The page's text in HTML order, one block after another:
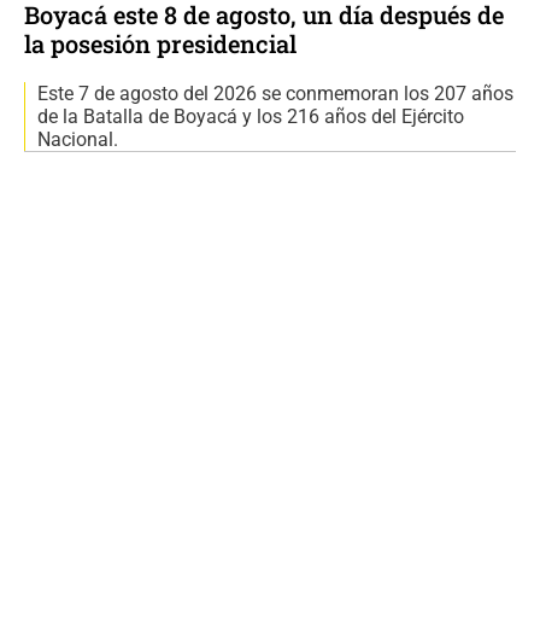
Boyacá este 8 de agosto, un día después de
la posesión presidencial
Este 7 de agosto del 2026 se conmemoran los 207 años
de la Batalla de Boyacá y los 216 años del Ejército
Nacional.